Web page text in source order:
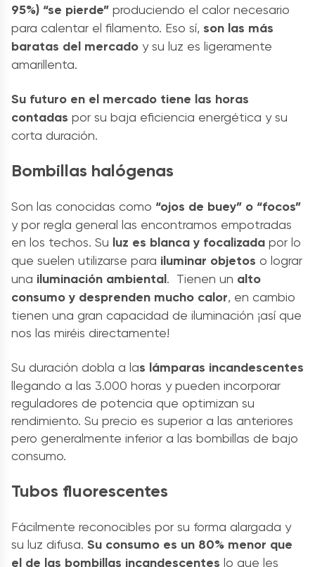
95%) “se pierde” produciendo el calor necesario
para calentar el filamento. Eso sí, son las más
baratas del mercado y su luz es ligeramente
amarillenta.
Su futuro en el mercado tiene las horas
contadas por su baja eficiencia energética y su
corta duración.
Bombillas halógenas
Son las conocidas como “ojos de buey” o “focos”
y por regla general las encontramos empotradas
en los techos. Su luz es blanca y focalizada por lo
que suelen utilizarse para iluminar objetos o lograr
una iluminación ambiental. Tienen un alto
consumo y desprenden mucho calor, en cambio
tienen una gran capacidad de iluminación ¡así que
nos las miréis directamente!
Su duración dobla a las lámparas incandescentes
llegando a las 3.000 horas y pueden incorporar
reguladores de potencia que optimizan su
rendimiento. Su precio es superior a las anteriores
pero generalmente inferior a las bombillas de bajo
consumo.
Tubos fluorescentes
Fácilmente reconocibles por su forma alargada y
su luz difusa. Su consumo es un 80% menor que
el de las bombillas incandescentes lo que les